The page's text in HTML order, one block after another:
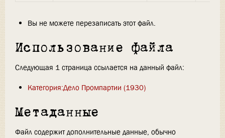
Вы не можете перезаписать этот файл.
Использование файла
Следующая 1 страница ссылается на данный файл:
Категория:Дело Промпартии (1930)
Метаданные
Файл содержит дополнительные данные, обычно